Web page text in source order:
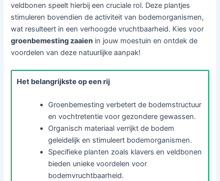
veldbonen speelt hierbij een cruciale rol. Deze plantjes
stimuleren bovendien de activiteit van bodemorganismen,
wat resulteert in een verhoogde vruchtbaarheid. Kies voor
groenbemesting zaaien in jouw moestuin en ontdek de
voordelen van deze natuurlijke aanpak!
Het belangrijkste op een rij
Groenbemesting verbetert de bodemstructuur
en vochtretentie voor gezondere gewassen.
Organisch materiaal verrijkt de bodem
geleidelijk en stimuleert bodemorganismen.
Specifieke planten zoals klavers en veldbonen
bieden unieke voordelen voor
bodemvruchtbaarheid.